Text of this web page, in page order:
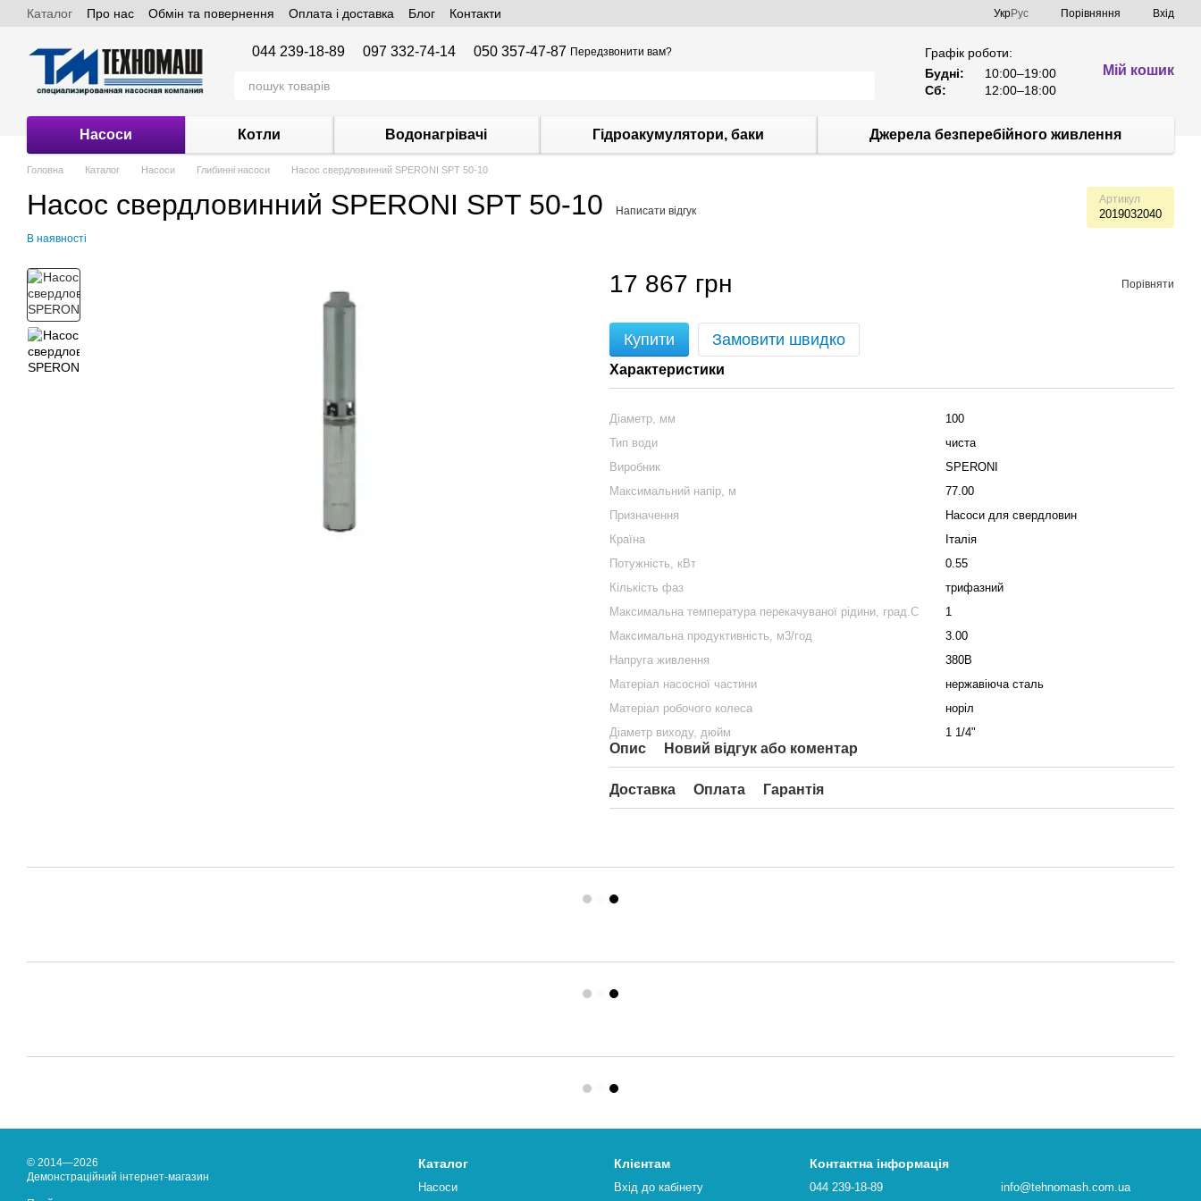
Перейти до основного контенту
Каталог Про нас Обмін та повернення Оплата і доставка Блог Контакти УкрРус Порівняння Вхід
044 239-18-89 097 332-74-14 050 357-47-87 Передзвонити вам?
Графік роботи:
Будні:
10:00–19:00
Сб:
12:00–18:00
Мій кошик
Насоси Котли Водонагрівачі Гідроакумулятори, баки Джерела безперебійного живлення
Головна Каталог Насоси Глибинні насоси Насос свердловинний SPERONI SPT 50-10
Насос свердловинний SPERONI SPT 50-10 Написати відгук
Артикул
2019032040
В наявності
17 867 грн Порівняти
Купити Замовити швидко
Характеристики
Діаметр, мм
100
Тип води
чиста
Виробник
SPERONI
Максимальний напір, м
77.00
Призначення
Насоси для свердловин
Країна
Італія
Потужність, кВт
0.55
Кількість фаз
трифазний
Максимальна температура перекачуваної рідини, град.С
1
Максимальна продуктивність, м3/год
3.00
Напруга живлення
380В
Матеріал насосної частини
нержавіюча сталь
Матеріал робочого колеса
норіл
Діаметр виходу, дюйм
1 1/4"
Опис Новий відгук або коментар
Доставка Оплата Гарантія
© 2014—2026
Демонстраційний інтернет-магазин
Каталог
Насоси
Клієнтам
Вхід до кабінету
Контактна інформація
044 239-18-89 info@tehnomash.com.ua